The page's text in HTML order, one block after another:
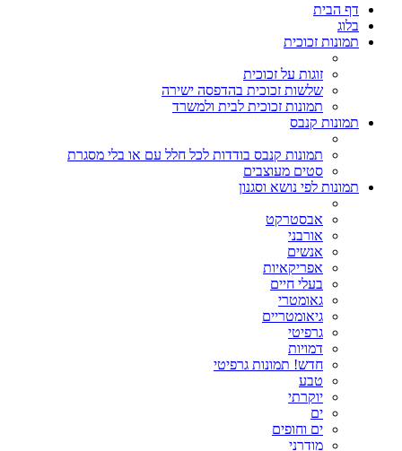
דף הבית
בלוג
תמונות זכוכית
זוגות על זכוכית
שלשות זכוכית בהדפסה ישירה
תמונות זכוכית לבית ולמשרד
תמונות קנבס
תמונות קנבס בודדות לכל חלל עם או בלי מסגרת
סטים מעוצבים
תמונות לפי נושא וסגנון
אבסטרקט
אורבני
אנשים
אפריקאיות
בעלי חיים
גאומטרי
גיאומטריים
גרפיטי
דמויות
חדש! תמונות גרפיטי
טבע
יוקרתי
ים
ים וחופים
מודרני